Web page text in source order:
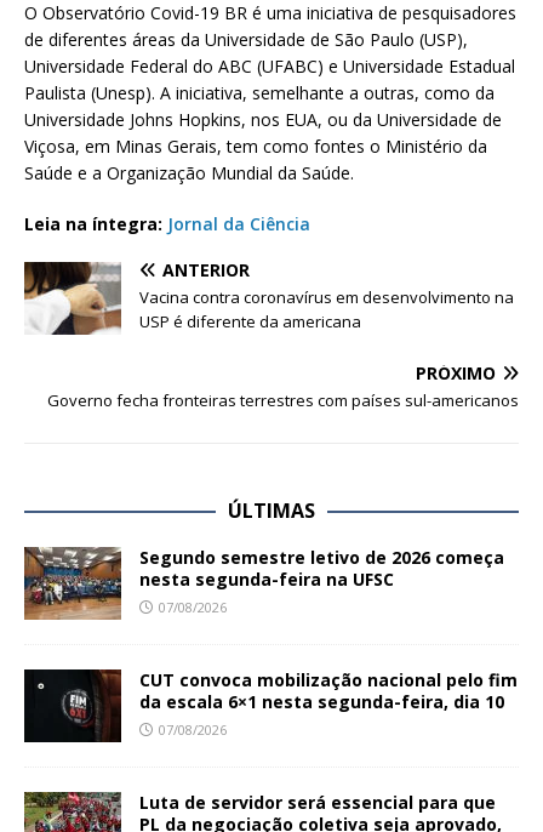
O Observatório Covid-19 BR é uma iniciativa de pesquisadores
de diferentes áreas da Universidade de São Paulo (USP),
Universidade Federal do ABC (UFABC) e Universidade Estadual
Paulista (Unesp). A iniciativa, semelhante a outras, como da
Universidade Johns Hopkins, nos EUA, ou da Universidade de
Viçosa, em Minas Gerais, tem como fontes o Ministério da
Saúde e a Organização Mundial da Saúde.
Leia na íntegra: Jornal da Ciência
ANTERIOR
Vacina contra coronavírus em desenvolvimento na
USP é diferente da americana
PRÓXIMO
Governo fecha fronteiras terrestres com países sul-americanos
ÚLTIMAS
Segundo semestre letivo de 2026 começa
nesta segunda-feira na UFSC
07/08/2026
CUT convoca mobilização nacional pelo fim
da escala 6×1 nesta segunda-feira, dia 10
07/08/2026
Luta de servidor será essencial para que
PL da negociação coletiva seja aprovado,